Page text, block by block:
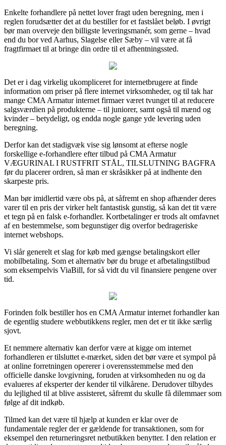
Enkelte forhandlere på nettet lover fragt uden beregning, men i
reglen forudsætter det at du bestiller for et fastslået beløb. I øvrigt
bør man overveje den billigste leveringsmanér, som gerne – hvad
end du bor ved Aarhus, Slagelse eller Sæby – vil være at få
fragtfirmaet til at bringe din ordre til et afhentningssted.
Det er i dag virkelig ukompliceret for internetbrugere at finde
information om priser på flere internet virksomheder, og til tak har
mange CMA Armatur internet firmaer været tvunget til at reducere
salgsværdien på produkterne – til juniorer, samt også til mænd og
kvinder – betydeligt, og endda nogle gange yde levering uden
beregning.
Derfor kan det stadigvæk vise sig lønsomt at efterse nogle
forskellige e-forhandlere efter tilbud på CMA Armatur
VÆGURINAL I RUSTFRIT STÅL, TILSLUTNING BAGFRA
før du placerer ordren, så man er skråsikker på at indhente den
skarpeste pris.
Man bør imidlertid være obs på, at såfremt en shop afhænder deres
varer til en pris der virker helt fantastisk gunstig, så kan det tit være
et tegn på en falsk e-forhandler. Kortbetalinger er trods alt omfavnet
af en bestemmelse, som begunstiger dig overfor bedrageriske
internet webshops.
Vi slår generelt et slag for køb med gængse betalingskort eller
mobilbetaling. Som et alternativ bør du bruge et afbetalingstilbud
som eksempelvis ViaBill, for så vidt du vil finansiere pengene over
tid.
Forinden folk bestiller hos en CMA Armatur internet forhandler kan
de egentlig studere webbutikkens regler, men det er tit ikke særlig
sjovt.
Et nemmere alternativ kan derfor være at kigge om internet
forhandleren er tilsluttet e-mærket, siden det bør være et sympol på
at online forretningen opererer i overensstemmelse med den
officielle danske lovgivning, foruden at virksomheden nu og da
evalueres af eksperter der kender til vilkårene. Derudover tilbydes
du lejlighed til at blive assisteret, såfremt du skulle få dilemmaer som
følge af dit indkøb.
Tilmed kan det være til hjælp at kunden er klar over de
fundamentale regler der er gældende for transaktionen, som for
eksempel den returneringsret netbutikken benytter. I den relation er